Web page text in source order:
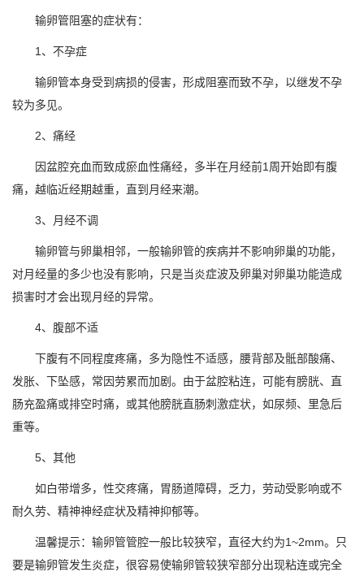
输卵管阻塞的症状有：
1、不孕症
输卵管本身受到病损的侵害，形成阻塞而致不孕，以继发不孕
较为多见。
2、痛经
因盆腔充血而致成瘀血性痛经，多半在月经前1周开始即有腹
痛，越临近经期越重，直到月经来潮。
3、月经不调
输卵管与卵巢相邻，一般输卵管的疾病并不影响卵巢的功能，
对月经量的多少也没有影响，只是当炎症波及卵巢对卵巢功能造成
损害时才会出现月经的异常。
4、腹部不适
下腹有不同程度疼痛，多为隐性不适感，腰背部及骶部酸痛、
发胀、下坠感，常因劳累而加剧。由于盆腔粘连，可能有膀胱、直
肠充盈痛或排空时痛，或其他膀胱直肠刺激症状，如尿频、里急后
重等。
5、其他
如白带增多，性交疼痛，胃肠道障碍，乏力，劳动受影响或不
耐久劳、精神神经症状及精神抑郁等。
温馨提示：输卵管管腔一般比较狭窄，直径大约为1~2mm。只
要是输卵管发生炎症，很容易使输卵管较狭窄部分出现粘连或完全